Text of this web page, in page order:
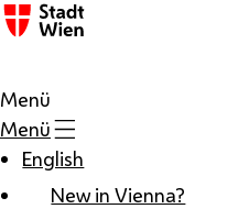
Zum Inhalt
Menü
Menü
English
New in Vienna?